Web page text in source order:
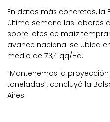
En datos más concretos, la
última semana las labores
sobre lotes de maíz
avance nacional se ubica
medio de 73,4 qq/Ha.
“Mantenemos la
toneladas”, concluyó la
Aires.